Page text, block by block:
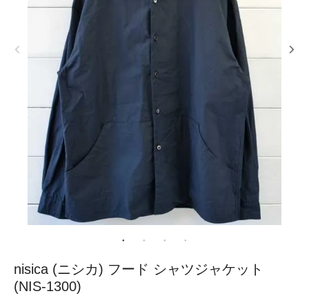
nisica (ニシカ) フード シャツジャケット
(NIS-1300)